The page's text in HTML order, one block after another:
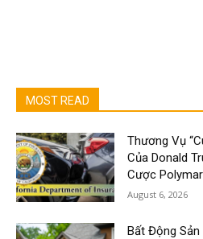
MOST READ
Thương Vụ
Của Donald
Cược
August 6, 2026
Bất Động Sản